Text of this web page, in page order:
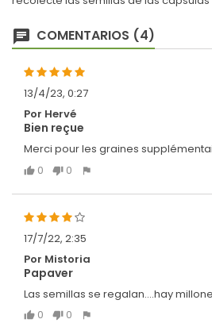
COMENTARIOS (4)
13/4/23, 0:27
Por Hervé
Bien reçue
Merci pour les graines
0
0
17/7/22, 2:35
Por Mistoria
Papaver
Las semillas se regalan....hay
0
0